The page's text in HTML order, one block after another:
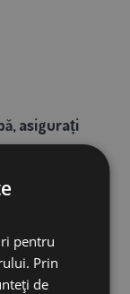
asigurați
pentru
Prin
de